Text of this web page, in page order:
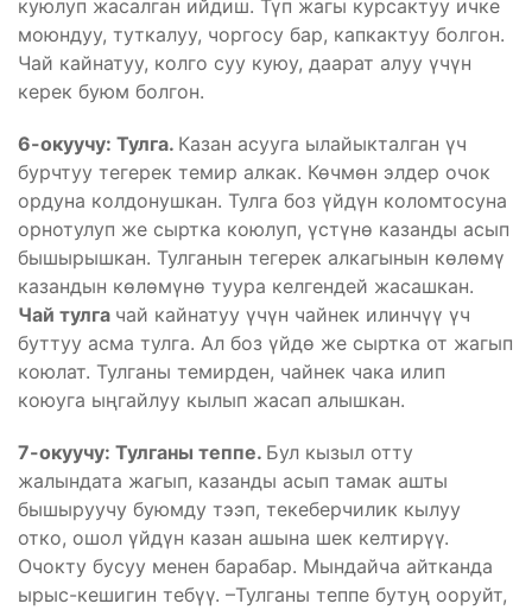
куюлуп жасалган ийдиш. Түп жагы курсактуу ичке
моюндуу, туткалуу, чоргосу бар, капкактуу болгон.
Чай кайнатуу, колго суу куюу, даарат алуу үчүн
керек буюм болгон.
6-окуучу: Тулга. Казан асууга ылайыкталган үч
бурчтуу тегерек темир алкак. Көчмөн элдер очок
ордуна колдонушкан. Тулга боз үйдүн коломтосуна
орнотулуп же сыртка коюлуп, үстүнө казанды асып
бышырышкан. Тулганын тегерек алкагынын көлөмү
казандын көлөмүнө туура келгендей жасашкан.
Чай тулга чай кайнатуу үчүн чайнек илинчүү үч
буттуу асма тулга. Ал боз үйдө же сыртка от жагып
коюлат. Тулганы темирден, чайнек чака илип
коюуга ыңгайлуу кылып жасап алышкан.
7-окуучу: Тулганы теппе. Бул кызыл отту
жалындата жагып, казанды асып тамак ашты
бышыруучу буюмду тээп, текеберчилик кылуу
отко, ошол үйдүн казан ашына шек келтирүү.
Очокту бусуу менен барабар. Мындайча айтканда
ырыс-кешигин тебүү. –Тулганы теппе бутуң ооруйт,